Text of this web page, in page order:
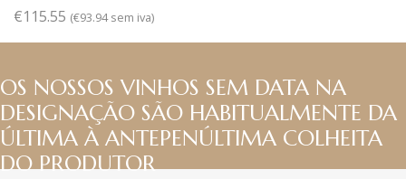
€115.55 (€93.94sem iva)
OS NOSSOS VINHOS SEM DATA NA
DESIGNAÇÃO SÃO HABITUALMENTE DA
ÚLTIMA À ANTEPENÚLTIMA COLHEITA
DO PRODUTOR